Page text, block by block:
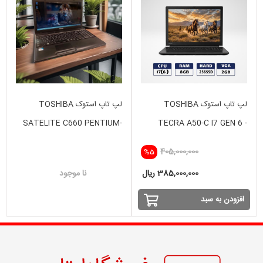
لپ تاپ استوک TOSHIBA
TECRA A50-C I7 GEN 6 -
8GB - 256 SSD -VGA 2 GB
%5 405,000,000
385,000,000 ریال
افزودن به سبد
لپ تاپ استوک TOSHIBA
SATELITE C660 PENTIUM-
نا موجود